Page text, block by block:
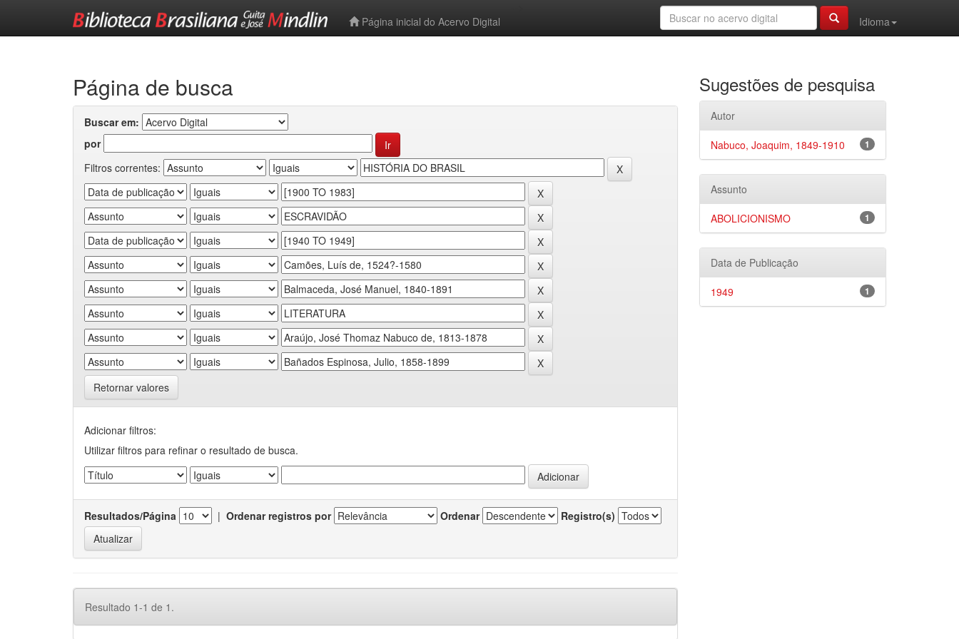
Página inicial do Acervo Digital
Idioma
Página de busca
Buscar em:
por
Filtros correntes:
Retornar valores
Adicionar filtros:
Utilizar filtros para refinar o resultado de busca.
Resultados/Página | Ordenar registros por Ordenar Registro(s)
Resultado 1-1 de 1.
Sugestões de pesquisa
Autor
1
Nabuco, Joaquim, 1849-1910
Assunto
1
ABOLICIONISMO
Data de Publicação
1
1949